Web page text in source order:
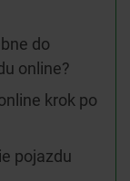
do
online?
krok po
pojazdu